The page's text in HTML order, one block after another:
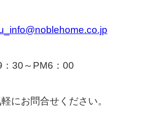
30～PM6：00
にお問合せください。